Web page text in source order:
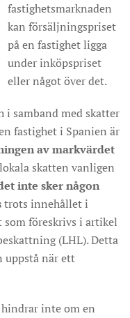
fastighetsmarknaden
kan försäljningspriset
på en fastighet ligga
under inköpspriset
eller något över det.
i samband med skatter
fastighet i Spanien är
av markvärdet
skatten vanligen
inte sker någon
trots innehållet i
som föreskrivs i artikel
(LHL). Detta
uppstå när ett
inte om en